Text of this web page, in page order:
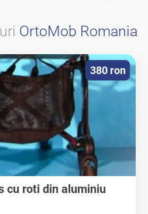
OrtoMob Romania
cu roti din aluminiu
380 ron